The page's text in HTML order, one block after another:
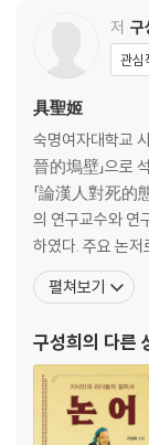
1. 모든 일은 철저히
2. 도움을 받아 실력
3. 속전속결과 지구
4. 매일매일 성공하
5. 시간 관리를 잘
3장 적을 알고 나
1. 성공하려면 전략
2. 승리의 5가지 방법
4. 싸우지 않고 굴복
4장 이기는 싸움만
1. 이겨놓고 싸운다
2. 승리를 예측해도
저 구
관심
具聖姬
숙명여자대학교
晉的塢壁」으로
「論漢人對死的
의 연구교수와 연
하였다. 주요 논저
적 공헌」, 『漢代
특별한 중국사 이
성을 말하다 - 가려
펼쳐보기
구성희의 다른